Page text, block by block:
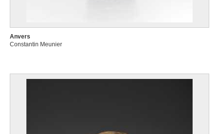
Anvers
Constantin Meunier